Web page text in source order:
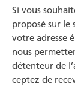
Si vous
proposé sur le
votre adresse
nous
détenteur de
ceptez de